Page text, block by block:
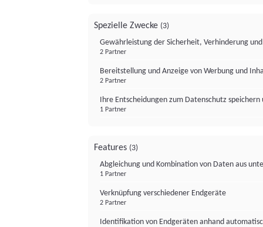
Spezielle Zwecke (3)
Gewährleistung der Sicherheit, Verhinderung
2 Partner
Bereitstellung und Anzeige von Werbung und
2 Partner
Ihre Entscheidungen zum Datenschutz
1 Partner
Features (3)
Abgleichung und Kombination von Daten aus
1 Partner
Verknüpfung verschiedener Endgeräte
2 Partner
Identifikation von Endgeräten anhand